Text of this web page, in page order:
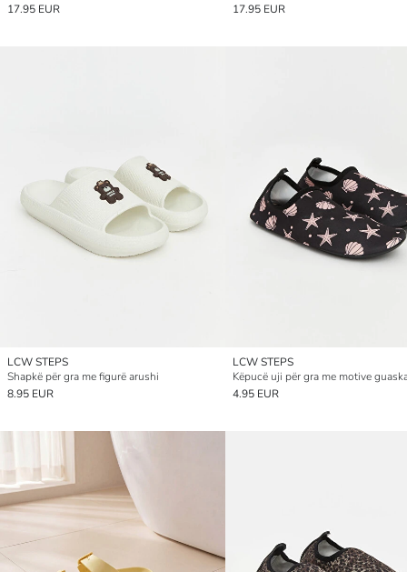
17.95 EUR
17.95 EUR
LCW STEPS
Shapkë për gra me figurë arushi
8.95 EUR
LCW STEPS
Këpucë uji për gra me motive
4.95 EUR